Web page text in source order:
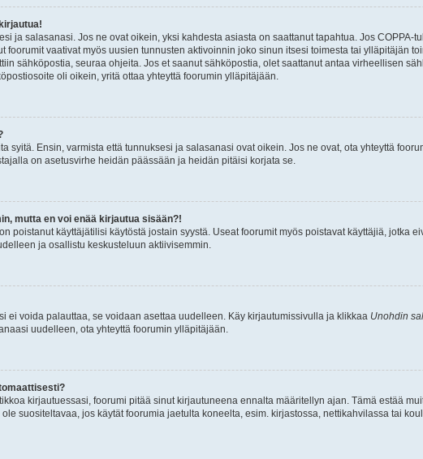
ja salasanasi. Jos ne ovat oikein, yksi kahdesta asiasta on saattanut tapahtua. Jos
foorumit vaativat myös uusien tunnusten aktivoinnin joko sinun itsesi toimesta tai ylläpitäjän
sähköpostia, seuraa ohjeita. Jos et saanut sähköpostia, olet saattanut antaa virheellisen
oli oikein, yritä ottaa yhteyttä foorumin ylläpitäjään.
syitä. Ensin, varmista että tunnuksesi ja salasanasi ovat oikein. Jos ne ovat, ota yhteyttä
on asetusvirhe heidän päässään ja heidän pitäisi korjata se.
mutta en voi enää kirjautua sisään?!
poistanut käyttäjätilisi käytöstä jostain syystä. Useat foorumit myös poistavat käyttäjiä, jotka
ja osallistu keskusteluun aktiivisemmin.
ei voida palauttaa, se voidaan asettaa uudelleen. Käy kirjautumissivulla ja klikkaa Unohdin
uudelleen, ota yhteyttä foorumin ylläpitäjään.
kirjautuessasi, foorumi pitää sinut kirjautuneena ennalta määritellyn ajan. Tämä estää
suositeltavaa, jos käytät foorumia jaetulta koneelta, esim. kirjastossa, nettikahvilassa tai